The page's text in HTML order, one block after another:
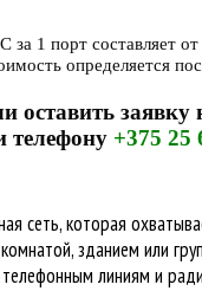
1 порт составляет
определяется
оставить
телефону +375 25
сеть, которая
зданием или
линиям и